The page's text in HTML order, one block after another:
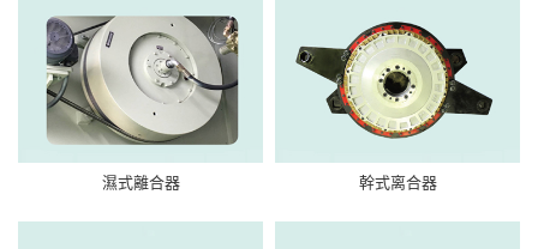
濕式離合器 幹式离合器